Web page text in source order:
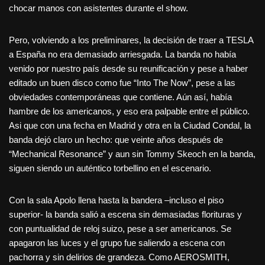
chocar manos con asistentes durante el show.
Pero, volviendo a los preliminares, la decisión de traer a TESLA
a España no era demasiado arriesgada. La banda no había
venido por nuestro país desde su reunificación y pese a haber
editado un buen disco como fue “Into The Now”, pese a las
obviedades contemporáneas que contiene. Aún así, había
hambre de los americanos, y eso era palpable entre el público.
Asi que con una fecha en Madrid y otra en la Ciudad Condal, la
banda dejó claro un hecho: que veinte años después de
“Mechanical Resonance” y aun sin Tommy Skeoch en la banda,
siguen siendo un auténtico torbellino en el escenario.
Con la sala Apolo llena hasta la bandera –incluso el piso
superior- la banda salió a escena sin demasiadas florituras y
con puntualidad de reloj suizo, pese a ser americanos. Se
apagaron las luces y el grupo fue saliendo a escena con
pachorra y sin delirios de grandeza. Como AEROSMITH,